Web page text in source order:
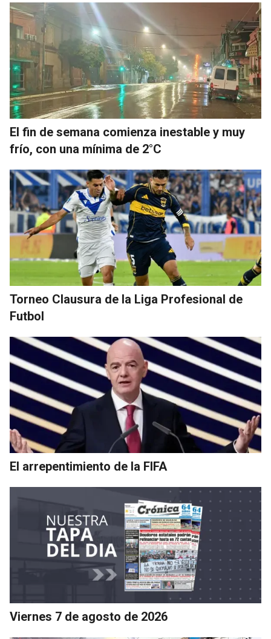
El fin de semana comienza inestable y muy
frío, con una mínima de 2°C
Torneo Clausura de la Liga Profesional de
Futbol
El arrepentimiento de la FIFA
Viernes 7 de agosto de 2026